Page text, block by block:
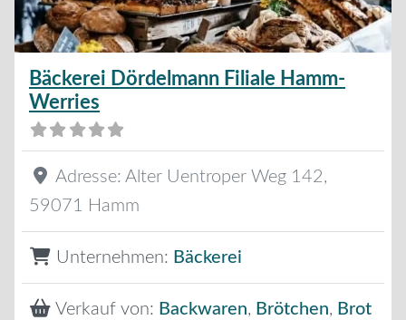
Bäckerei Dördelmann Filiale Hamm-
Werries
Adresse: Alter Uentroper Weg 142,
59071 Hamm
Unternehmen: Bäckerei
Verkauf von: Backwaren, Brötchen, Brot